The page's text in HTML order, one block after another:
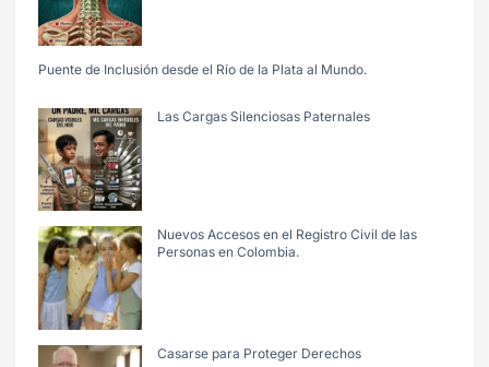
Puente de Inclusión desde el Río de la Plata al Mundo.
Las Cargas Silenciosas Paternales
Nuevos Accesos en el Registro Civil de las
Personas en Colombia.
Casarse para Proteger Derechos